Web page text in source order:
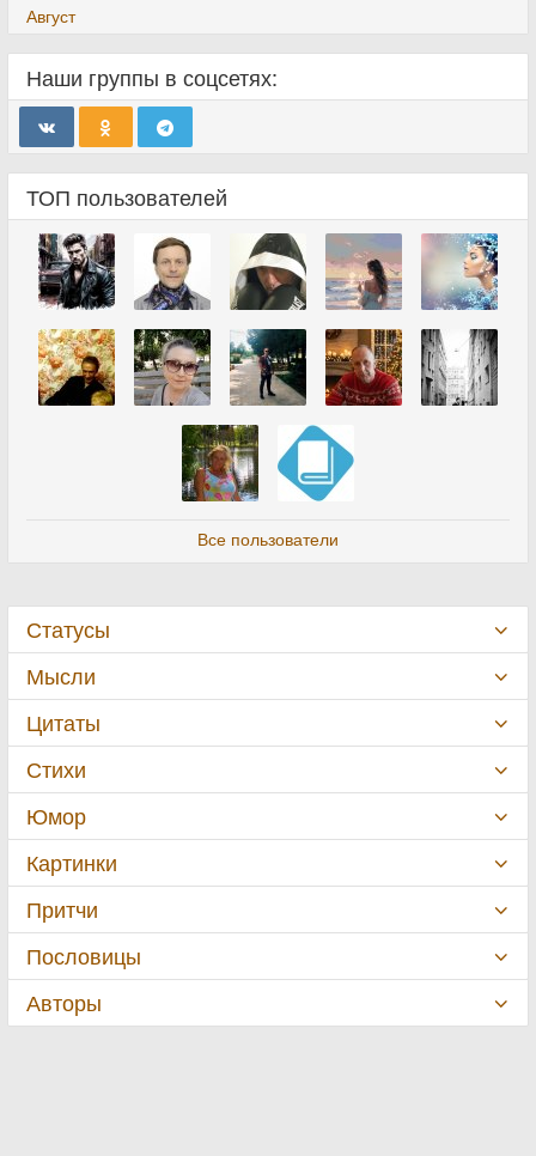
Август
Наши группы в соцсетях:
ТОП пользователей
Все пользователи
Статусы
Мысли
Цитаты
Стихи
Юмор
Картинки
Притчи
Пословицы
Авторы